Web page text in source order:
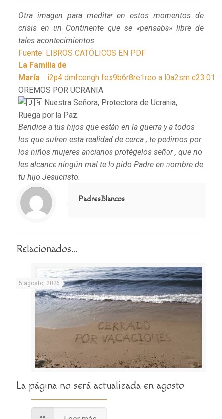
Otra imagen para meditar en estos momentos de
crisis en un Continente que se «pensaba» libre de
tales acontecimientos.
Fuente: LIBROS CATÓLICOS EN PDF
La Familia de
María · i2p4 dmfcengh fes9b6r8re1reo a l0a2sm c23:01 ·
OREMOS POR UCRANIA
Nuestra Señora, Protectora de Ucrania,
Ruega por la Paz.
Bendice a tus hijos que están en la guerra y a todos
los que sufren esta realidad de cerca , te pedimos por
los niños mujeres ancianos protégelos señor , que no
les alcance ningún mal te lo pido Padre en nombre de
tu hijo Jesucristo.
Notice
: Trying to access array offset on value of type null in
/home/misioner/public_html/padresblancos/themes/betheme/includes/content-single.php
on line
286
PadresBlancos
Relacionados...
5 agosto, 2026
La página no será actualizada en agosto